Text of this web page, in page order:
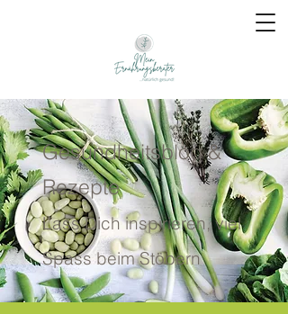
Gesundheitsblog &
Rezepte
Lass Dich inspirieren, viel
Spass beim Stöbern